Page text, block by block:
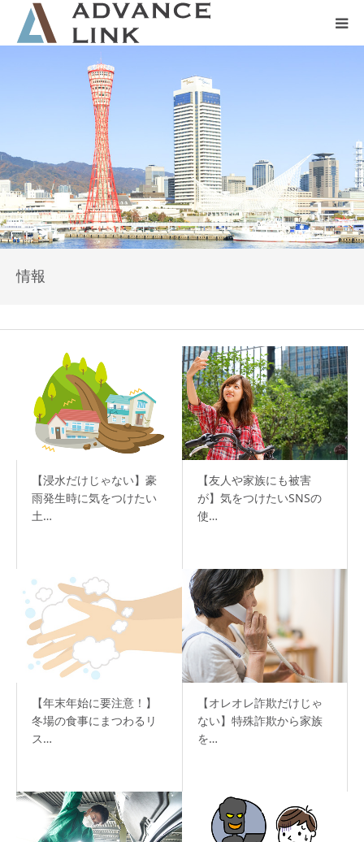
情報
【浸水だけじゃない】豪
雨発生時に気をつけたい
土…
【友人や家族にも被害
が】気をつけたいSNSの
使…
【年末年始に要注意！】
冬場の食事にまつわるリ
ス…
【オレオレ詐欺だけじゃ
ない】特殊詐欺から家族
を…
会社概要
ネット保険
事業保険